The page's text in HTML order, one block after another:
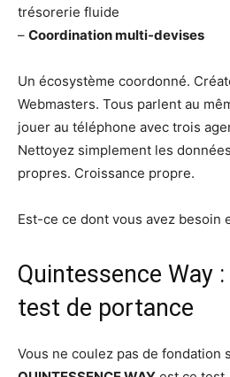
trésorerie fluide
– Coordination multi-devises
Un écosystème coordonné.
Webmasters. Tous parlent au
jouer au téléphone avec trois
Nettoyez simplement les
propres. Croissance propre.
Est-ce ce dont vous avez besoin
Quintessence Way
test de portance
Vous ne coulez pas de fondation